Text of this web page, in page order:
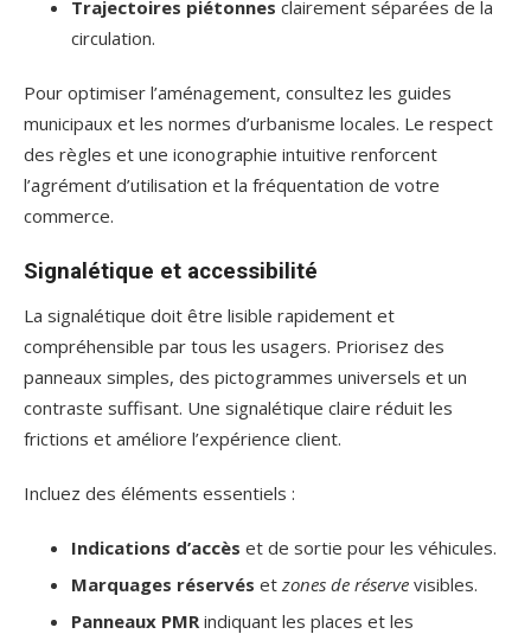
Trajectoires piétonnes clairement séparées de la
circulation.
Pour optimiser l’aménagement, consultez les guides
municipaux et les normes d’urbanisme locales. Le respect
des règles et une iconographie intuitive renforcent
l’agrément d’utilisation et la fréquentation de votre
commerce.
Signalétique et accessibilité
La signalétique doit être lisible rapidement et
compréhensible par tous les usagers. Priorisez des
panneaux simples, des pictogrammes universels et un
contraste suffisant. Une signalétique claire réduit les
frictions et améliore l’expérience client.
Incluez des éléments essentiels :
Indications d’accès et de sortie pour les véhicules.
Marquages réservés etzones de réserve visibles.
Panneaux PMRindiquant les places et les